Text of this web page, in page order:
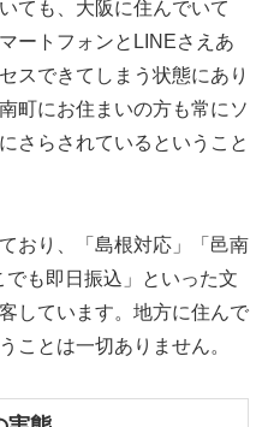
ても、大阪に住んでいて
ートフォンとLINEさえあ
スできてしまう状態にあり
町にお住まいの方も常にソ
さらされているということ
おり、「島根対応」「邑南
も即日振込」といった文
しています。地方に住んで
ことは一切ありません。